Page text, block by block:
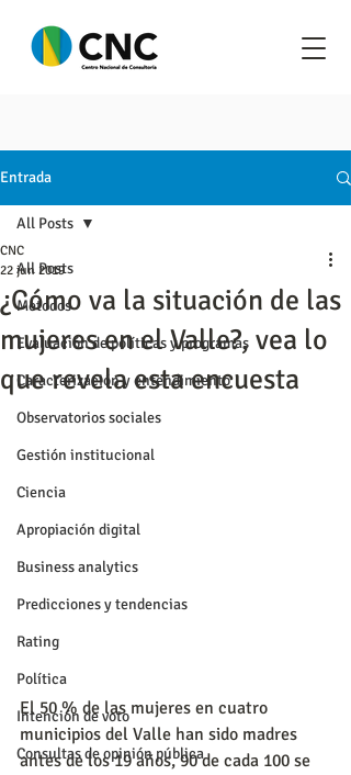
Entrada
All Posts
Metodos
Evaluación de políticas y programas
Caracterización y entendimiento
Observatorios sociales
Gestión institucional
Ciencia
Apropiación digital
Business analytics
Predicciones y tendencias
Rating
Política
Intención de voto
Consultas de opinión pública
All Posts
¿Cómo va la situación de las
mujeres en el Valle?, vea lo
que revela esta encuesta
CNC
22 jun 2019
El 50 % de las mujeres en cuatro
municipios del Valle han sido madres
antes de los 19 años, 90 de cada 100 se